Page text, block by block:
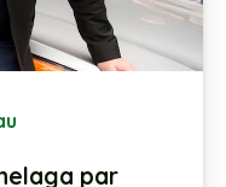
par